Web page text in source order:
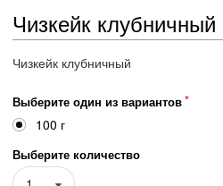
Чизкейк клубничный
Чизкейк клубничный
Выберите один из вариантов
100 г
Выберите количество